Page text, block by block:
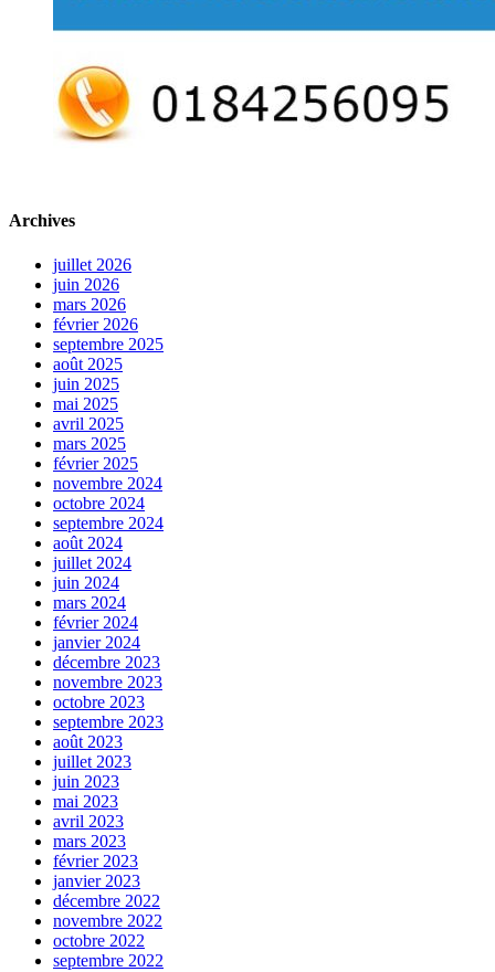
Archives
juillet 2026
juin 2026
mars 2026
février 2026
septembre 2025
août 2025
juin 2025
mai 2025
avril 2025
mars 2025
février 2025
novembre 2024
octobre 2024
septembre 2024
août 2024
juillet 2024
juin 2024
mars 2024
février 2024
janvier 2024
décembre 2023
novembre 2023
octobre 2023
septembre 2023
août 2023
juillet 2023
juin 2023
mai 2023
avril 2023
mars 2023
février 2023
janvier 2023
décembre 2022
novembre 2022
octobre 2022
septembre 2022